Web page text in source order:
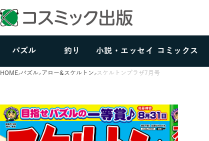
パズル 釣り 小説・エッセイ コミックス
HOME パズル アロー&スケルトン スケルトンプラザ7月号